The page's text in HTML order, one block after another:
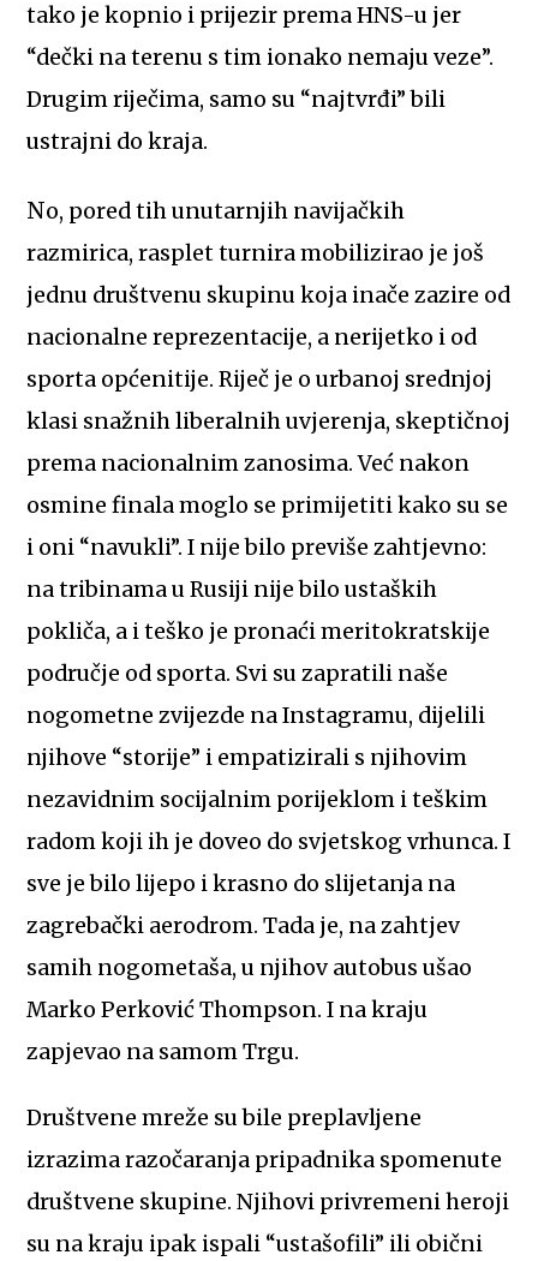
tako je kopnio i prijezir prema HNS-u jer
“dečki na terenu s tim ionako nemaju veze”.
Drugim riječima, samo su “najtvrđi” bili
ustrajni do kraja.
No, pored tih unutarnjih navijačkih
razmirica, rasplet turnira mobilizirao je još
jednu društvenu skupinu koja inače zazire od
nacionalne reprezentacije, a nerijetko i od
sporta općenitije. Riječ je o urbanoj srednjoj
klasi snažnih liberalnih uvjerenja, skeptičnoj
prema nacionalnim zanosima. Već nakon
osmine finala moglo se primijetiti kako su se
i oni “navukli”. I nije bilo previše zahtjevno:
na tribinama u Rusiji nije bilo ustaških
pokliča, a i teško je pronaći meritokratskije
područje od sporta. Svi su zapratili naše
nogometne zvijezde na Instagramu, dijelili
njihove “storije” i empatizirali s njihovim
nezavidnim socijalnim porijeklom i teškim
radom koji ih je doveo do svjetskog vrhunca. I
sve je bilo lijepo i krasno do slijetanja na
zagrebački aerodrom. Tada je, na zahtjev
samih nogometaša, u njihov autobus ušao
Marko Perković Thompson. I na kraju
zapjevao na samom Trgu.
Društvene mreže su bile preplavljene
izrazima razočaranja pripadnika spomenute
društvene skupine. Njihovi privremeni heroji
su na kraju ipak ispali “ustašofili” ili obični